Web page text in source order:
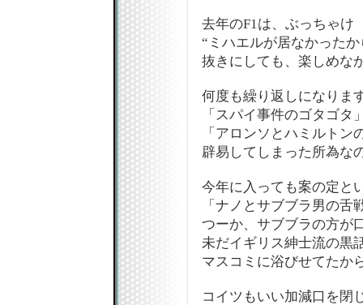
去年のF1は、ぶっちゃけ
“ミハエルが居なかったか
抜きにしても、楽しめな
何度も繰り返しになりま
「スパイ事件のゴタゴタ
「アロンソとハミルトン
辟易してしまった所為な
今年に入っても案の定と
「ナノとサブブラ男の舌
つーか、サブブラの方が
未だイギリス紳士流の黒
マスコミに浴びせてたか
コイツもいい加減口を閉